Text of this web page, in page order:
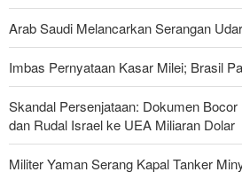
Arab Saudi Melancarkan Serangan
Imbas Pernyataan Kasar Milei; Brasil
Skandal Persenjataan: Dokumen
dan Rudal Israel ke UEA Miliaran Dolar
Militer Yaman Serang Kapal Tanker